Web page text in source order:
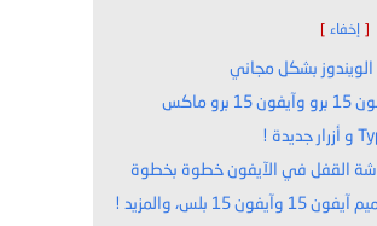
إخفاء
بشكل مجاني
ماكس
القفل في الآيفون خطوة بخطوة
15 بلس، والمزيد !